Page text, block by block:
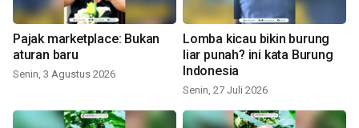
Pajak marketplace: Bukan
aturan baru
Senin, 3 Agustus 2026
Lomba kicau bikin burung
liar punah? ini kata Burung
Indonesia
Senin, 27 Juli 2026